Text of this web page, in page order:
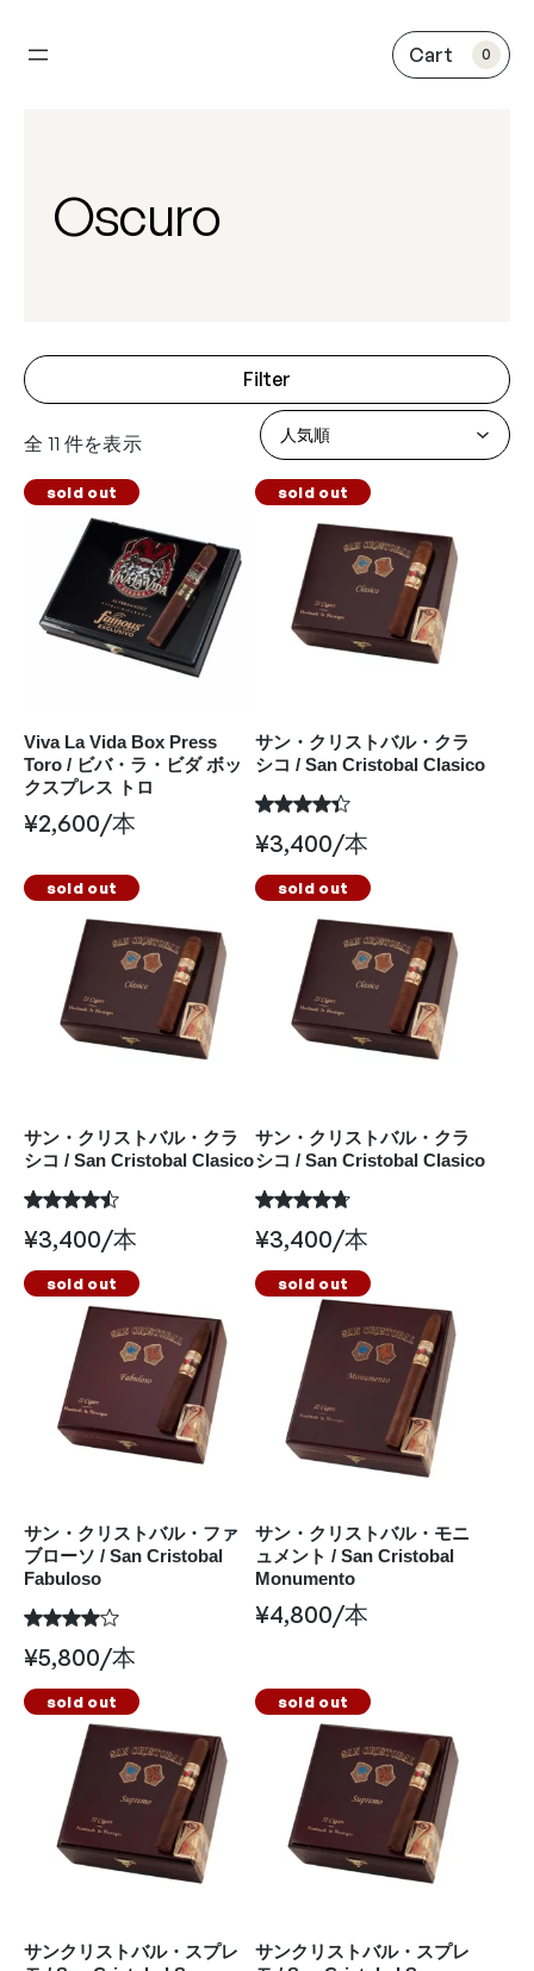
容
0
Oscuro
Filter
全 11 件を表示
sold out
Viva La Vida Box Press
Toro / ビバ・ラ・ビダ ボッ
クスプレス トロ
¥2,600/本
sold out
サン・クリストバル・クラ
シコ / San Cristobal Clasico
¥3,400/本
sold out
サン・クリストバル・クラ
シコ / San Cristobal Clasico
¥3,400/本
sold out
サン・クリストバル・クラ
シコ / San Cristobal Clasico
¥3,400/本
sold out
サン・クリストバル・ファ
ブローソ / San Cristobal
Fabuloso
¥5,800/本
sold out
サン・クリストバル・モニ
ュメント / San Cristobal
Monumento
¥4,800/本
sold out
サンクリストバル・スプレ
sold out
サンクリストバル・スプレ